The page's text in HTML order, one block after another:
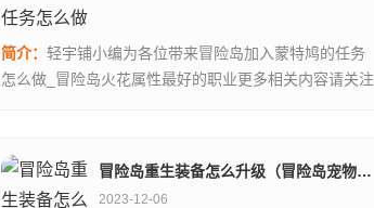
简介：轻宇铺小编为各位带来冒险岛加入蒙特鸠的任务
怎么做_冒险岛火花属性最好的职业更多相关内容请关注
冒险岛重生装备怎么升级（冒险岛宠物装备怎么升级最快）
2023-12-06